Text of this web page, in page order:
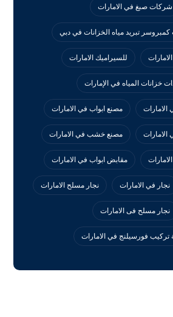
شركات صبغ في الامارات
تبريد مياه الخزانات في دبي
للسيراميك الامارات
خزانات المياه في الإمارات
الامارات مصنع ابواب في الامارات
مصنع خشب في الامارات
مقابض ابواب في الامارات
نجار في الامارات نجار مسلح الامارات
نجار مسلح فى الامارات
فورسيلنج في الامارات